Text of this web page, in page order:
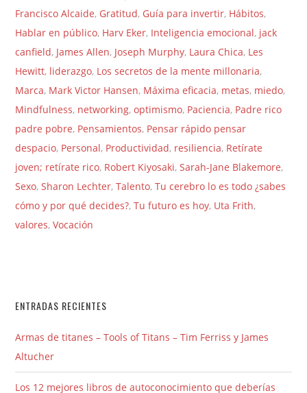
Francisco Alcaide, Gratitud, Guía para invertir, Hábitos,
Hablar en público, Harv Eker, Inteligencia emocional, jack
canfield, James Allen, Joseph Murphy, Laura Chica, Les
Hewitt, liderazgo, Los secretos de la mente millonaria,
Marca, Mark Victor Hansen, Máxima eficacia, metas, miedo,
Mindfulness, networking,optimismo, Paciencia, Padre rico
padre pobre, Pensamientos, Pensar rápido pensar
despacio, Personal, Productividad, resiliencia, Retírate
joven; retírate rico, Robert Kiyosaki,Sarah-Jane Blakemore,
Sexo,Sharon Lechter,Talento,Tu cerebro lo es todo ¿sabes
cómo y por qué decides?,Tu futuro es hoy, Uta Frith,
valores,Vocación
ENTRADAS RECIENTES
Armas de titanes – Tools of Titans – Tim Ferriss y James
Altucher
Los 12 mejores libros de autoconocimiento que deberías